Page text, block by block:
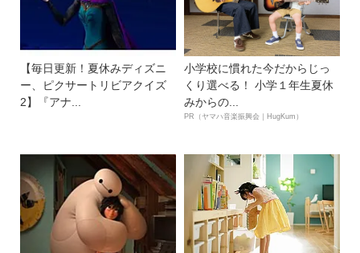
【毎日更新！夏休みディズニ
ー、ピクサートリビアクイズ
2】『アナ...
小学校に慣れた今だからじっ
くり選べる！ 小学１年生夏休
みからの...
PR（ヤマハ音楽振興会｜HugKum）